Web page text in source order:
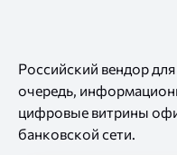
Российский вендор
очередь,
цифровые витрины
банковской сети.